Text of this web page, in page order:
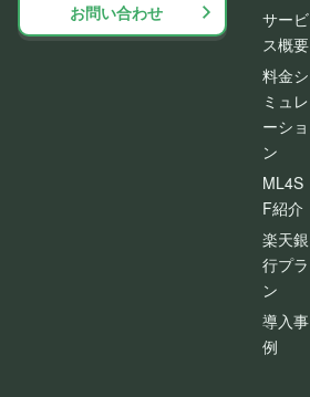
お問い合わせ
サービ
ス概要
料金シ
ミュレ
ーショ
ン
ML4S
F紹介
楽天銀
行プラ
ン
導入事
例